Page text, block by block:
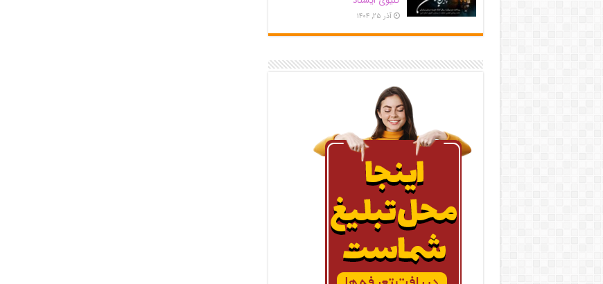
آذر ۲۵, ۱۴۰۴